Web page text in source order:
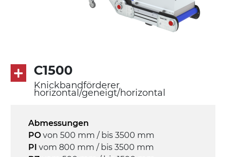
Geschwindigkeit
3,4 m/Minute
Steuerung
On/Off, E-Stopp, Motor-
Überlastungsschutz
C1500
Knickbandförderer
horizontal/geneigt/horizontal
Abmessungen
PO von 500 mm / bis 3500 mm
PI vom 800 mm / bis 3500 mm